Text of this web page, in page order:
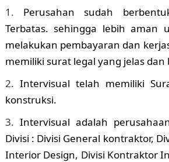
Perusahan sudah
Terbatas. sehingga lebih aman
melakukan pembayaran dan
memiliki surat legal yang jelas
Intervisual telah memiliki
konstruksi.
Intervisual adalah
Divisi : Divisi General kontraktor,
Interior Design, Divisi Kontraktor